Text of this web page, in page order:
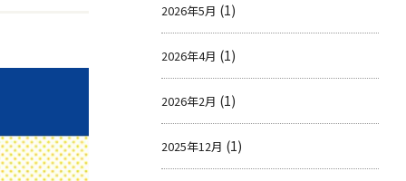
2026年5月 (1)
2026年4月 (1)
2026年2月 (1)
2025年12月 (1)